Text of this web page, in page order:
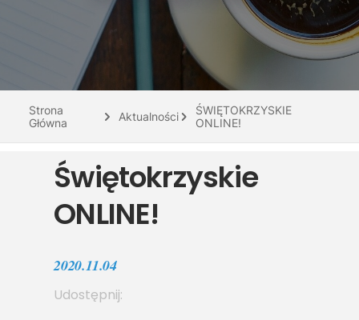
Do pobrania
Interaktywna mapa
Strona
Główna
Aktualności
ŚWIĘTOKRZYSKIE
ONLINE!
Świętokrzyskie
ONLINE!
2020.11.04
Udostępnij: